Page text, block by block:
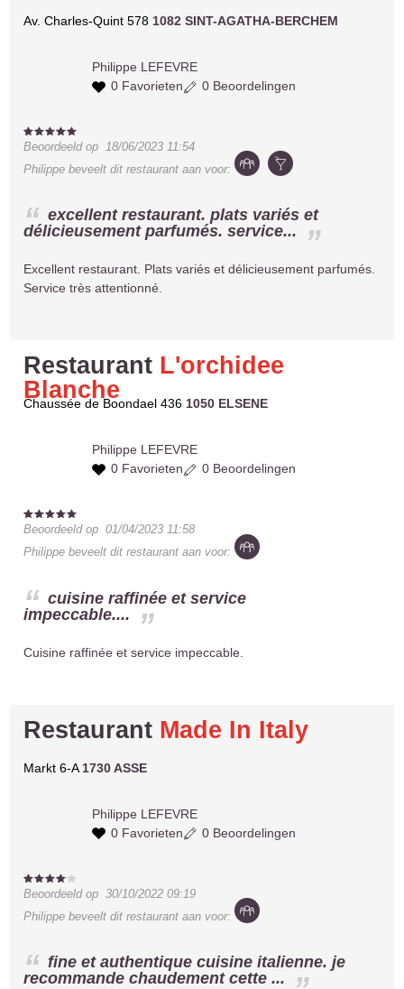
Av. Charles-Quint 578 1082 SINT-AGATHA-BERCHEM
Philippe LEFEVRE
0 Favorieten
0 Beoordelingen
Beoordeeld op
18/06/2023 11:54
Philippe beveelt dit restaurant aan voor:
excellent restaurant. plats variés et
délicieusement parfumés. service...
Excellent restaurant. Plats variés et délicieusement parfumés.
Service très attentionné.
Restaurant L'orchidee
Blanche
Chaussée de Boondael 436 1050 ELSENE
Philippe LEFEVRE
0 Favorieten
0 Beoordelingen
Beoordeeld op01/04/2023 11:58
Philippe beveelt dit restaurant aan voor:
cuisine raffinée et service
impeccable....
Cuisine raffinée et service impeccable.
Restaurant Made In Italy
Markt 6-A 1730 ASSE
Philippe LEFEVRE
0 Favorieten
0 Beoordelingen
Beoordeeld op30/10/2022 09:19
Philippe beveelt dit restaurant aan voor:
fine et authentique cuisine italienne. je
recommande chaudement cette ...